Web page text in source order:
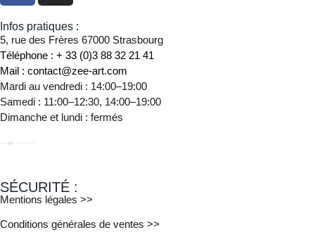
Infos pratiques :
5, rue des Frères 67000 Strasbourg
Téléphone : + 33 (0)3 88 32 21 41
Mail : contact@zee-art.com
Mardi au vendredi : 14:00–19:00
Samedi : 11:00–12:30, 14:00–19:00
Dimanche et lundi : fermés
SÉCURITÉ :
Mentions légales >>
Conditions générales de ventes >>